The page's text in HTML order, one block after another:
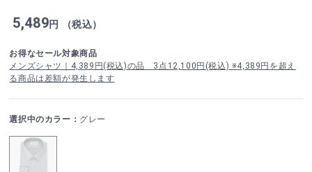
5,489円 （税込）
お得なセール対象商品
メンズシャツ｜4,389円(税込)の品 3点12,100円(税込) ※4,389円を超え
る商品は差額が発生します
選択中のカラー： グレー